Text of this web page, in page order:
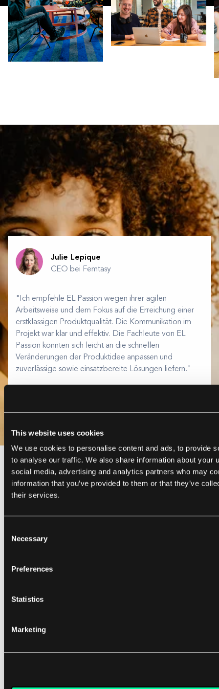
This website uses cookies
We use cookies to personalise content and ads, to provide
to analyse our traffic. We also share information about your
social media, advertising and analytics partners who may
information that you’ve provided to them or that they’ve
their services.
Selection
Necessary
Preferences
Statistics
Marketing
Julie Lepique
CEO bei Femtasy
"Ich empfehle EL Passion wegen ihrer agilen
Arbeitsweise und dem Fokus auf die Erreichung einer
erstklassigen Produktqualität. Die Kommunikation im
Projekt war klar und effektiv. Die Fachleute von EL
Passion konnten sich leicht an die schnellen
Veränderungen der Produktidee anpassen und
zuverlässige sowie einsatzbereite Lösungen liefern."
"Für uns bedeutet die Zusammenarbeit mit EL
ständig beweist, ein großartiges mobiles Erlebnis
Vertrauen, Respekt, Engagement und Spaß die
Team und nicht als Anbieter/Kunde zu agieren. Für
Element hinzu, das in der Tech-Branche oft fehlt."
"Die